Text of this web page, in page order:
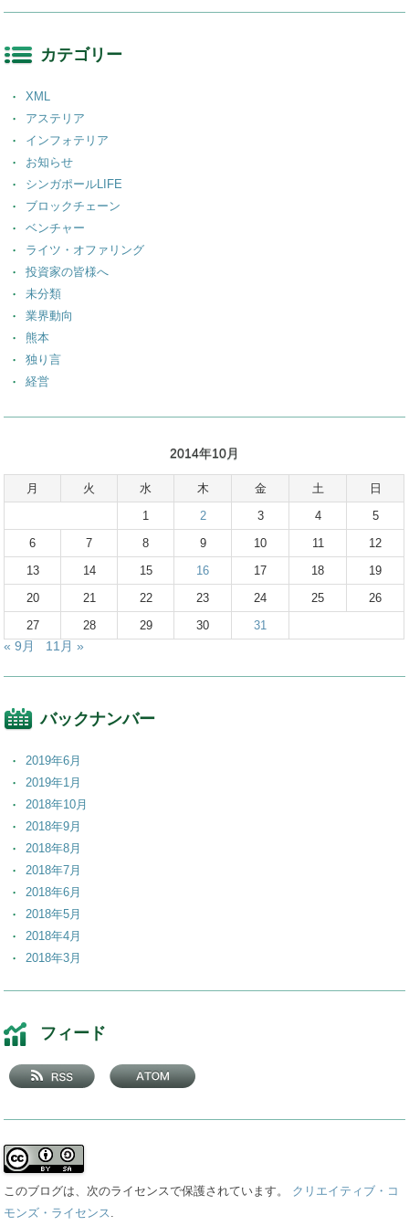
カテゴリー
XML
アステリア
インフォテリア
お知らせ
シンガポールLIFE
ブロックチェーン
ベンチャー
ライツ・オファリング
投資家の皆様へ
未分類
業界動向
熊本
独り言
経営
2014年10月
月 火 水 木 金 土
日
1
2 3 4
5
6
7 8 9 10 11
12
13
14 15 16 17 18
19
20
21 22 23 24 25
26
27
28 29 30 31
« 9月 11月 »
バックナンバー
2019年6月
2019年1月
2018年10月
2018年9月
2018年8月
2018年7月
2018年6月
2018年5月
2018年4月
2018年3月
2017年12月
2017年11月
2017年10月
2017年9月
2017年6月
2017年5月
2017年4月
2017年3月
フィード
このブログは、次のライセンスで保護されています。 クリエイティブ・コ
モンズ・ライセンス